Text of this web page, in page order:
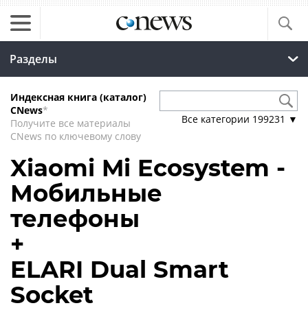
Разделы
Индексная книга (каталог)
CNews*
Получите все материалы
CNews по ключевому слову
Все категории 199231 ▼
Xiaomi Mi Ecosystem -
Мобильные
телефоны
+
ELARI Dual Smart
Socket